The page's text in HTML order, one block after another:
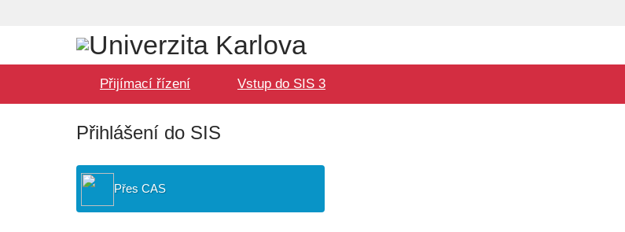
Přijímací řízení Vstup do SIS 3
Přihlášení do SIS
Přes CAS